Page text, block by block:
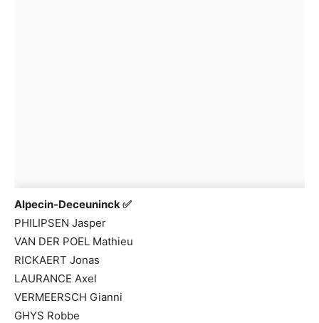
Alpecin-Deceuninck✅
PHILIPSEN Jasper
VAN DER POEL Mathieu
RICKAERT Jonas
LAURANCE Axel
VERMEERSCH Gianni
GHYS Robbe